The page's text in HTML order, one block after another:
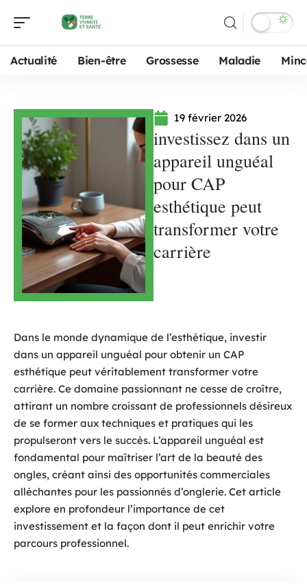
Actualité Bien-être Grossesse Maladie
19 février 2026
investissez dans un
appareil unguéal
pour CAP
esthétique peut
transformer votre
carrière
Dans le monde dynamique de l’esthétique, investir
dans un appareil unguéal pour obtenir un CAP
esthétique peut véritablement transformer votre
carrière. Ce domaine passionnant ne cesse de croître,
attirant un nombre croissant de professionnels désireux
de se former aux techniques et pratiques qui les
propulseront vers le succès. L’appareil unguéal est
fondamental pour maîtriser l’art de la beauté des
ongles, créant ainsi des opportunités commerciales
alléchantes pour les passionnés d’onglerie. Cet article
explore en profondeur l’importance de cet
investissement et la façon dont il peut enrichir votre
parcours professionnel.